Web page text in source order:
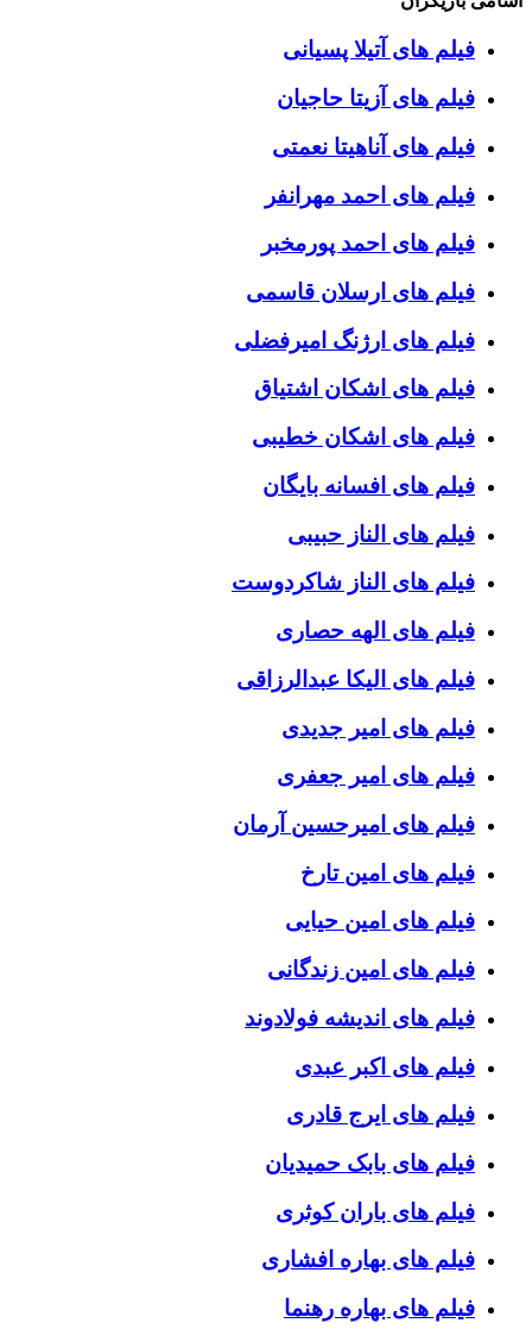
فیلم های آتیلا پسیانی
فیلم های آزیتا حاجیان
فیلم های آناهیتا نعمتی
فیلم های احمد مهرانفر
فیلم های احمد پورمخبر
فیلم های ارسلان قاسمی
فیلم های ارژنگ امیرفضلی
فیلم های اشکان اشتیاق
فیلم های اشکان خطیبی
فیلم های افسانه بایگان
فیلم های الناز حبیبی
فیلم های الناز شاکردوست
فیلم های الهه حصاری
فیلم های الیکا عبدالرزاقی
فیلم های امیر جدیدی
فیلم های امیر جعفری
فیلم های امیرحسین آرمان
فیلم های امین تارخ
فیلم های امین حیایی
فیلم های امین زندگانی
فیلم های اندیشه فولادوند
فیلم های اکبر عبدی
فیلم های ایرج قادری
فیلم های بابک حمیدیان
فیلم های باران کوثری
فیلم های بهاره افشاری
فیلم های بهاره رهنما